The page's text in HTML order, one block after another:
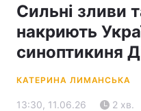
Сильні зливи
накриють
синоптикиня
КАТЕРИНА ЛИМАНСЬКА
13:30, 11.06.26 2 хв.